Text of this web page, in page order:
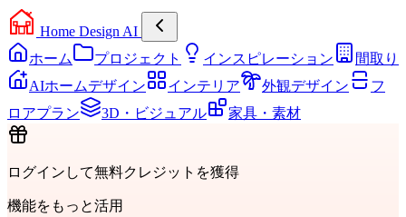
Home Design AI
ホーム
プロジェクト インスピレーション
間取り
AIホームデザイン
インテリア 外観デザイン
フ
ロアプラン
3D・ビジュアル 家具・素材
ログインして無料クレジットを獲得
機能をもっと活用